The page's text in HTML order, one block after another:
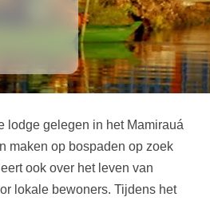
lodge gelegen in het Mamirauá
maken op bospaden op zoek
ook over het leven van
lokale bewoners. Tijdens het